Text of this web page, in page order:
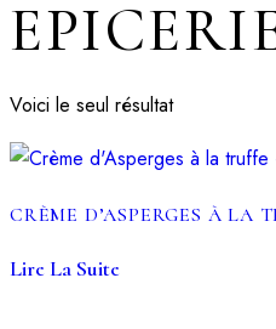
Voici le seul résultat
CRÈME D’ASPERGES À LA
Lire La Suite